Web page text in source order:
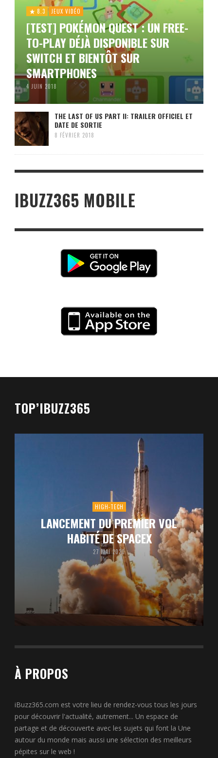
8.3 JEUX VIDÉO
[TEST] POKÉMON QUEST : UN FREE-
TO-PLAY DÉJÀ DISPONIBLE SUR
SWITCH ET BIENTÔT SUR
SMARTPHONES
4 JUIN 2018
THE LAST OF US PART II: TRAILER OFFICIEL ET
DATE DE SORTIE
8 FÉVRIER 2018
IBUZZ365 MOBILE
TOP’IBUZZ365
HIGH-TECH
LANCEMENT DU PREMIER VOL
HABITÉ DE SPACEX
27 MAI 2020
À PROPOS
iBuzz365.com est votre lieu de rendez-vous tous les jours
pour découvrir l'actualité, autrement... Un espace de
partage et de découverte avec les sujets qui font la Une
autour du monde mais aussi une sélection des meilleurs
pépites sur le web !